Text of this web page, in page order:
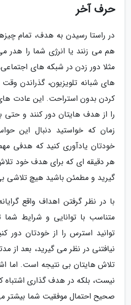
حرف آخر
در راستا رسیدن به هدف، تمام
هم می زنند یا انرژی شما را هدر
مثلا دور زدن در شبکه های
های شبانه تلویزیون، گذراندن
کردن بدون استراحت. این عادت
را از هدف هایتان دور کنند و
زمان که خواستید دنبال این
خودتان یادآوری کنید که هدفی
هر دقیقه ای که برای هدف خود
گیرید و مطمئن باشید هیچ تلاشی
با در نظر گرفتن اهداف واقع
متناسب با توانایی و شرایط
توانید استرس را از خودتان
نیافتنی در نظر می گیرید، بعد از
تلاش هایتان بی نتیجه است. اما
نیست، بلکه در هدف گذاری اشتباه
صحیح احتمال موفقیت شما بیشتر